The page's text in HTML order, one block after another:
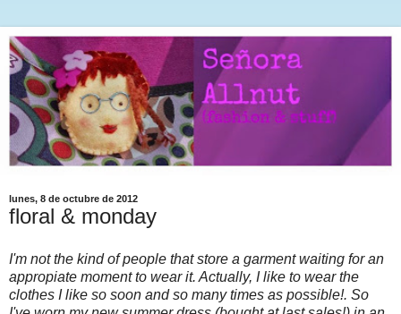
lunes, 8 de octubre de 2012
floral & monday
I'm not the kind of people that store a garment waiting for an
appropiate moment to wear it. Actually, I like to wear the
clothes I like so soon and so many times as possible!. So